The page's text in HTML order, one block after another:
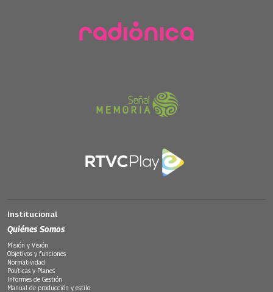
Institucional
Quiénes Somos
Misión y Visión
Objetivos y funciones
Normatividad
Políticas y Planes
Informes de Gestión
Manual de producción y estilo